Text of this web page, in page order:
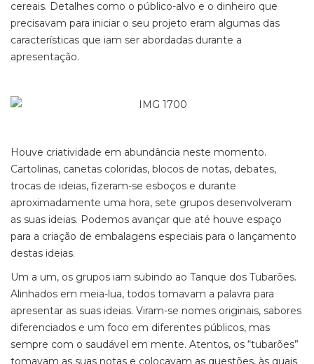
cereais. Detalhes como o público-alvo e o dinheiro que
precisavam para iniciar o seu projeto eram algumas das
características que iam ser abordadas durante a
apresentação.
Houve criatividade em abundância neste momento.
Cartolinas, canetas coloridas, blocos de notas, debates,
trocas de ideias, fizeram-se esboços e durante
aproximadamente uma hora, sete grupos desenvolveram
as suas ideias. Podemos avançar que até houve espaço
para a criação de embalagens especiais para o lançamento
destas ideias.
Um a um, os grupos iam subindo ao Tanque dos Tubarões.
Alinhados em meia-lua, todos tomavam a palavra para
apresentar as suas ideias. Viram-se nomes originais, sabores
diferenciados e um foco em diferentes públicos, mas
sempre com o saudável em mente. Atentos, os “tubarões”
tomavam as suas notas e colocavam as questões, às quais